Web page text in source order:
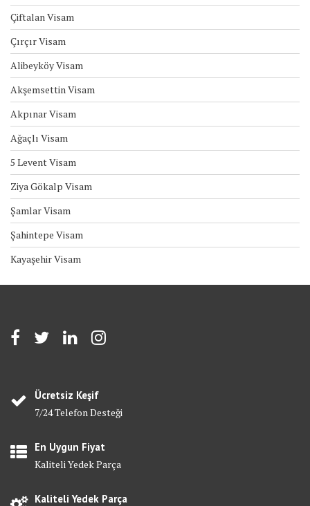
Çiftalan Visam
Çırçır Visam
Alibeyköy Visam
Akşemsettin Visam
Akpınar Visam
Ağaçlı Visam
5 Levent Visam
Ziya Gökalp Visam
Şamlar Visam
Şahintepe Visam
Kayaşehir Visam
Ücretsiz Keşif
7/24 Telefon Desteği
En Uygun Fiyat
Kaliteli Yedek Parça
Kaliteli Yedek Parça